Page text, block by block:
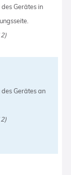
Gerätes in
Gerätes an